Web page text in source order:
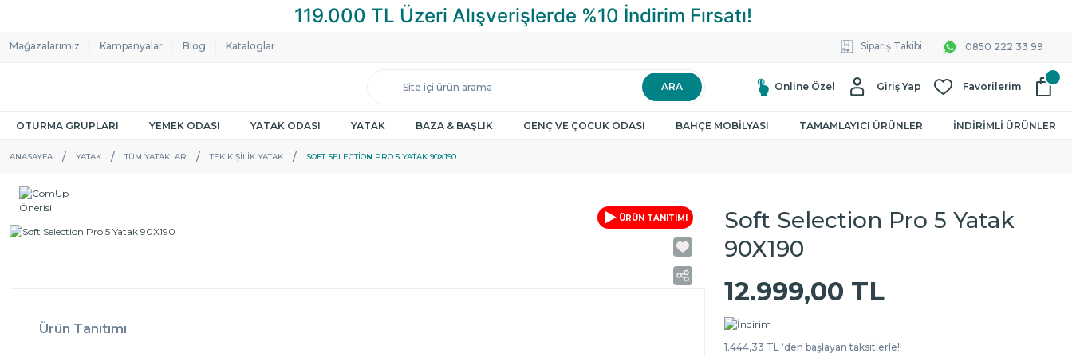
Mağazalarımız Kampanyalar Blog Kataloglar Sipariş Takibi 0850 222 33 99
ARA Online Özel Giriş Yap Favorilerim
OTURMA GRUPLARI YEMEK ODASI YATAK ODASI YATAK BAZA & BAŞLIK GENÇ VE ÇOCUK ODASI BAHÇE MOBİLYASI TAMAMLAYICI ÜRÜNLER İNDİRİMLİ ÜRÜNLER
ANASAYFA YATAK TÜM YATAKLAR TEK KIŞILIK YATAK SOFT SELECTION PRO 5 YATAK 90X190
ÜRÜN TANITIMI
Ürün Tanıtımı
Soft Selection Pro 5 Yatak
90X190
12.999,00 TL
1.444,33 TL ‘den başlayan taksitlerle!!